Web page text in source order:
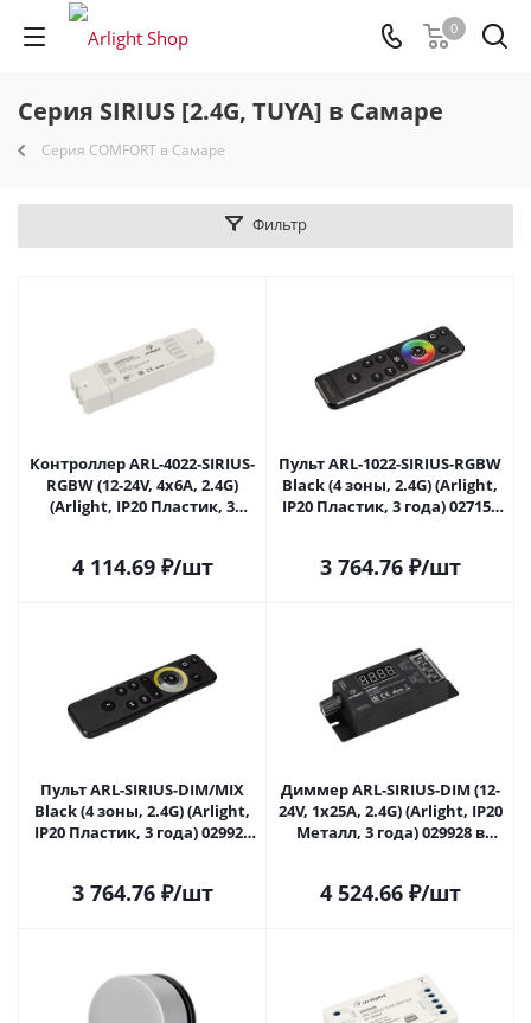
0
Серия SIRIUS [2.4G, TUYA] в Самаре
Серия COMFORT в Самаре
Фильтр
Контроллер ARL-4022-SIRIUS-
RGBW (12-24V, 4x6A, 2.4G)
(Arlight, IP20 Пластик, 3
4 114.69₽/шт
Пульт ARL-1022-SIRIUS-RGBW
Black (4 зоны, 2.4G) (Arlight,
IP20 Пластик, 3 года) 027154
3 764.76₽/шт
Пульт ARL-SIRIUS-DIM/MIX
Black (4 зоны, 2.4G) (Arlight,
IP20 Пластик, 3 года) 029926
3 764.76₽/шт
Диммер ARL-SIRIUS-DIM (12-
24V, 1x25A, 2.4G) (Arlight, IP20
Металл, 3 года) 029928 в
4 524.66₽/шт